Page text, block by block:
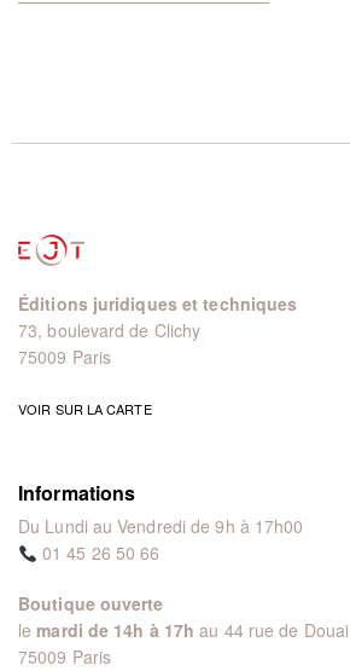
Éditions juridiques et techniques
73, boulevard de Clichy
75009 Paris
VOIR SUR LA CARTE
Informations
Du Lundi au Vendredi de 9h à 17h00
01 45 26 50 66
Boutique ouverte
le mardi de 14h à 17h au 44 rue de Douai
75009 Paris